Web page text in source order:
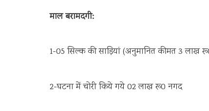
माल बरामदगी:
1-05 सिल्क की साड़ियां (अनुमानित कीमत 3 लाख
2-घटना में चोरी किये गये 02 लाख रू0 नगद